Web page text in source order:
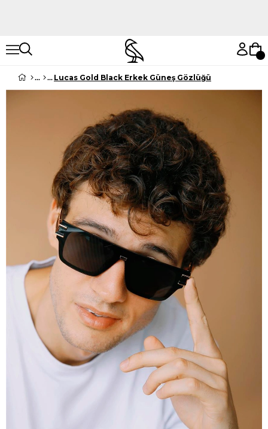
Lucas Gold Black Erkek Güneş Gözlüğü